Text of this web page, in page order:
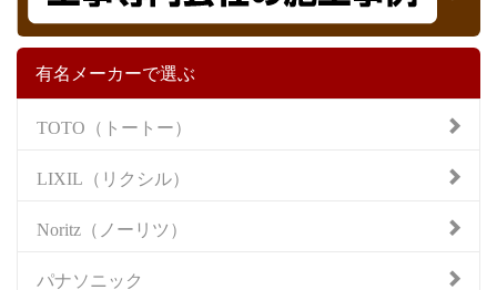
有名メーカーで選ぶ
TOTO（トートー）
LIXIL（リクシル）
Noritz（ノーリツ）
パナソニック